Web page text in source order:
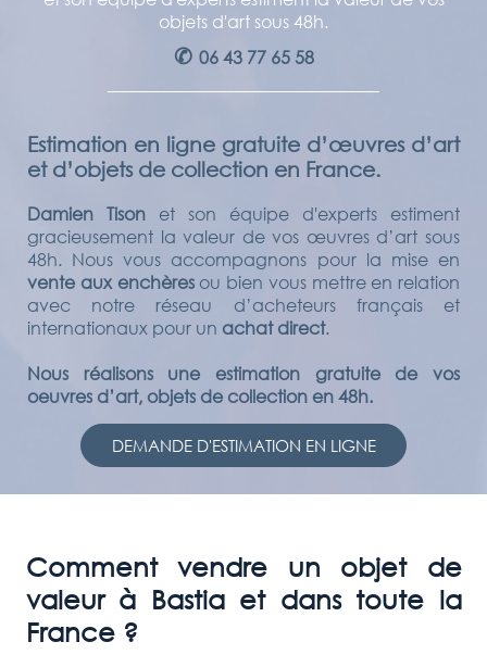
objets d'art sous 48h.
✆ 06 43 77 65 58
Estimation en ligne gratuite d’œuvres d’art
et d’objets de collection en France.
Damien Tison et son équipe d'experts estiment
gracieusement la valeur de vos œuvres d’art sous
48h. Nous vous accompagnons pour la mise en
vente aux enchèresou bien vous mettre en relation
avec notre réseau d’acheteurs français et
internationaux pour un achat direct.
Nous réalisons une estimation gratuite de vos
oeuvres d’art, objets de collection en 48h.
DEMANDE D'ESTIMATION EN LIGNE
Comment vendre un objet de
valeur à Bastia et dans toute la
France ?